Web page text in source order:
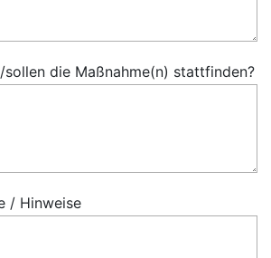
die Maßnahme(n) stattfinden?
/ Hinweise